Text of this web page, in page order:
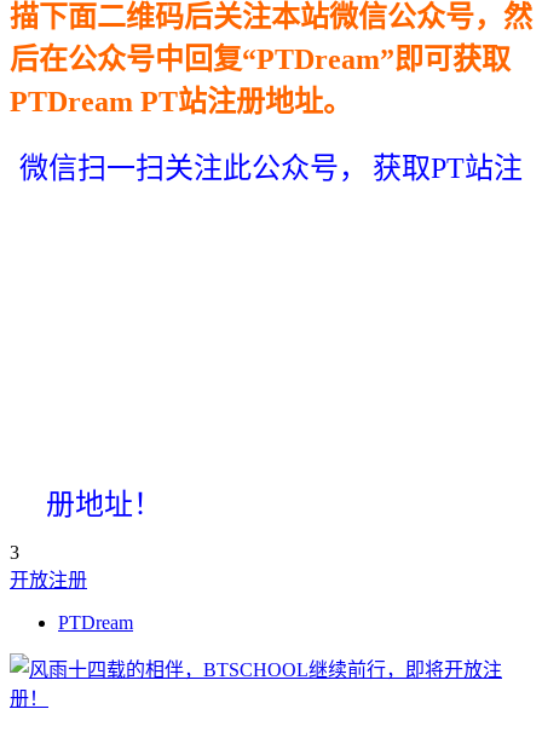
描下面二维码后关注本站微信公众号，然
后在公众号中回复“PTDream”即可获取
PTDream PT站注册地址。
微信扫一扫关注此公众号， 获取PT站注
册地址！
3
开放注册
PTDream